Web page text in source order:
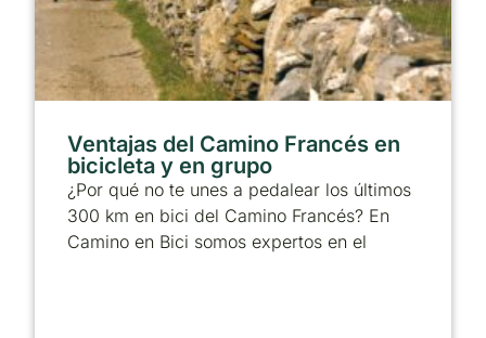
Ventajas del Camino Francés en
bicicleta y en grupo
¿Por qué no te unes a pedalear los últimos
300 km en bici del Camino Francés? En
Camino en Bici somos expertos en el